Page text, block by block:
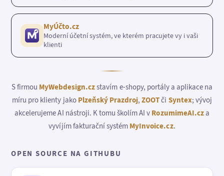
MyÚčto.cz
Moderní účetní systém, ve kterém pracujete vy i vaši
klienti
S firmou MyWebdesign.czstavím e-shopy, portály a aplikace na
míru pro klienty jako Plzeňský Prazdroj,ZOOTči Syntex; vývoj
akcelerujeme AI nástroji. K tomu školím AI v RozumimeAI.cza
vyvíjím fakturační systém MyInvoice.cz.
OPEN SOURCE NA GITHUBU